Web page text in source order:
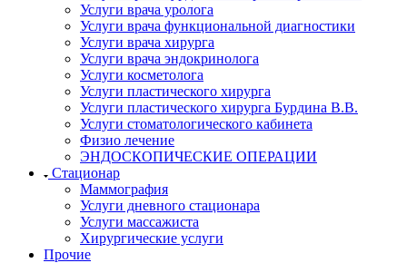
Услуги врача уролога
Услуги врача функциональной диагностики
Услуги врача хирурга
Услуги врача эндокринолога
Услуги косметолога
Услуги пластического хирурга
Услуги пластического хирурга Бурдина В.В.
Услуги стоматологического кабинета
Физио лечение
ЭНДОСКОПИЧЕСКИЕ ОПЕРАЦИИ
Стационар
Маммография
Услуги дневного стационара
Услуги массажиста
Хирургические услуги
Прочие